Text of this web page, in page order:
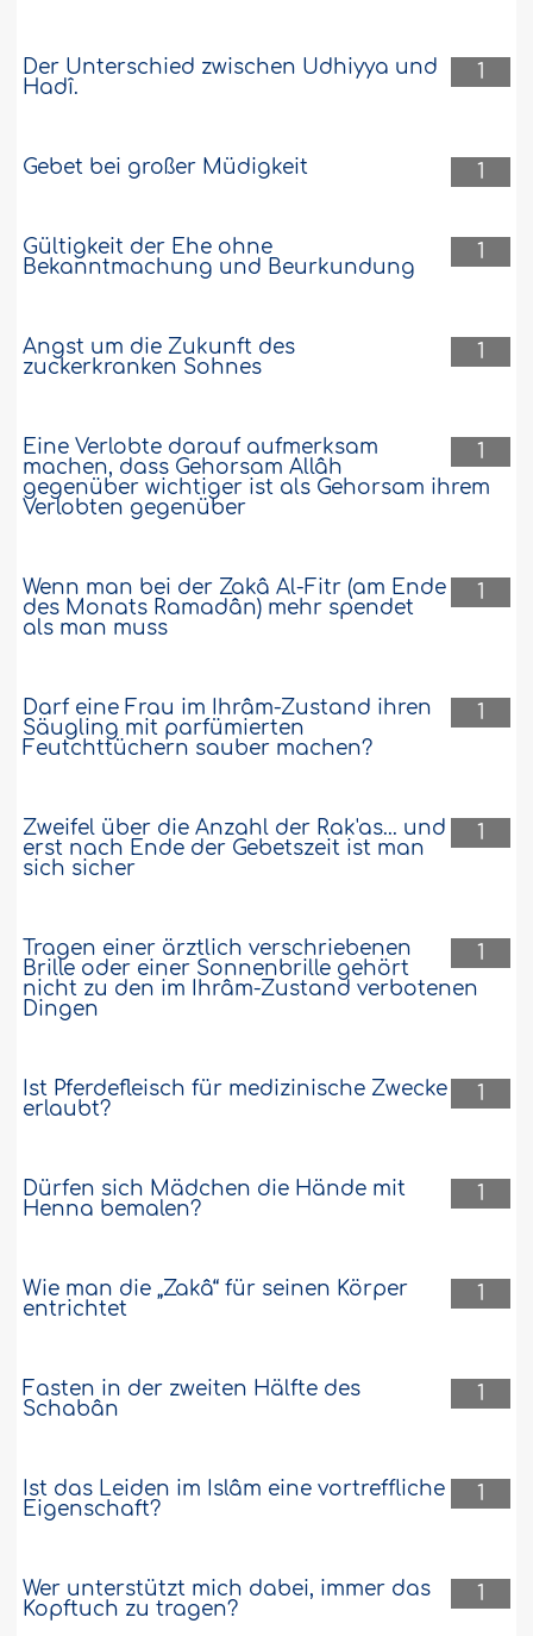
1
Der Unterschied zwischen Udhiyya und
Hadî.
1
Gebet bei großer Müdigkeit
1
Gültigkeit der Ehe ohne
Bekanntmachung und Beurkundung
1
Angst um die Zukunft des
zuckerkranken Sohnes
1
Eine Verlobte darauf aufmerksam
machen, dass Gehorsam Allâh
gegenüber wichtiger ist als Gehorsam ihrem
Verlobten gegenüber
1
Wenn man bei der Zakâ Al-Fitr (am Ende
des Monats Ramadân) mehr spendet
als man muss
1
Darf eine Frau im Ihrâm-Zustand ihren
Säugling mit parfümierten
Feutchttüchern sauber machen?
1
Zweifel über die Anzahl der Rak'as... und
erst nach Ende der Gebetszeit ist man
sich sicher
1
Tragen einer ärztlich verschriebenen
Brille oder einer Sonnenbrille gehört
nicht zu den im Ihrâm-Zustand verbotenen
Dingen
1
Ist Pferdefleisch für medizinische Zwecke
erlaubt?
1
Dürfen sich Mädchen die Hände mit
Henna bemalen?
1
Wie man die „Zakâ“ für seinen Körper
entrichtet
1
Fasten in der zweiten Hälfte des
Schabân
1
Ist das Leiden im Islâm eine vortreffliche
Eigenschaft?
1
Wer unterstützt mich dabei, immer das
Kopftuch zu tragen?